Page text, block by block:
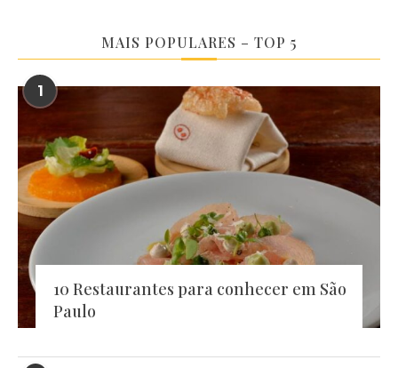
MAIS POPULARES – TOP 5
1
10 Restaurantes para conhecer em São
Paulo